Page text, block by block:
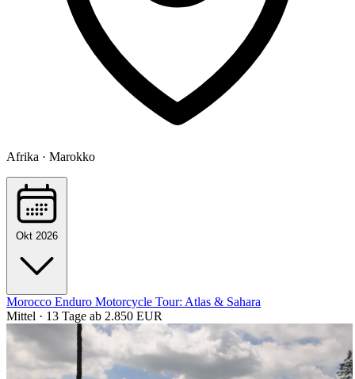
Afrika · Marokko
Okt 2026
Morocco Enduro Motorcycle Tour: Atlas & Sahara
Mittel · 13 Tage ab 2.850 EUR